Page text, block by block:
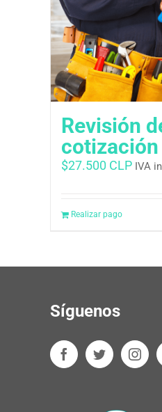
Revisión
cotización
$27.500 CLP IVA
Realizar pago
Síguenos